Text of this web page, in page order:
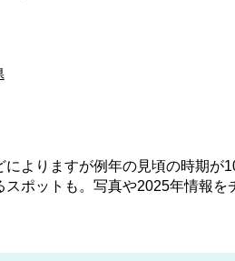
よりますが例年の見頃の時期が
ポットも。写真や2025年情報を